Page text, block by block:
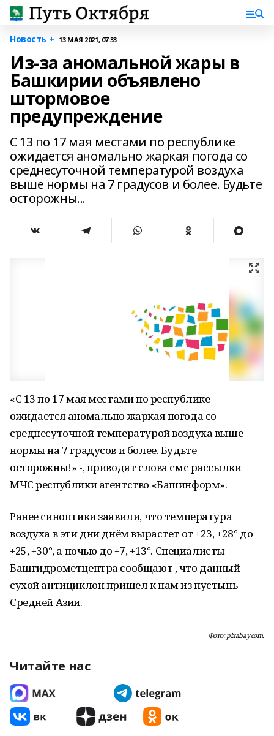
Новость + 13 МАЯ 2021, 07:33
Из-за аномальной жары в
Башкирии объявлено
штормовое
предупреждение
С 13 по 17 мая местами по республике
ожидается аномально жаркая погода со
среднесуточной температурой воздуха
выше нормы на 7 градусов и более. Будьте
осторожны...
«С 13 по 17 мая местами по республике
ожидается аномально жаркая погода со
среднесуточной температурой воздуха выше
нормы на 7 градусов и более. Будьте
осторожны!» -, приводят слова смс рассылки
МЧС республики агентство «Башинформ».
Ранее синоптики заявили, что температура
воздуха в эти дни днём вырастет от +23, +28° до
+25, +30°, а ночью до +7, +13°. Специалисты
Башгидрометцентра сообщают , что данный
сухой антициклон пришел к нам из пустынь
Средней Азии.
Фото: pixabay.com.
Читайте нас